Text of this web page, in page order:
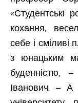
кохання,
себе і сміливі
з юнацьким
буденністю,
Іванович. – А